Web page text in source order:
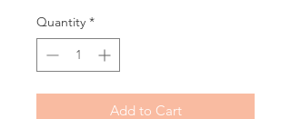
Quantity *
Add to Cart